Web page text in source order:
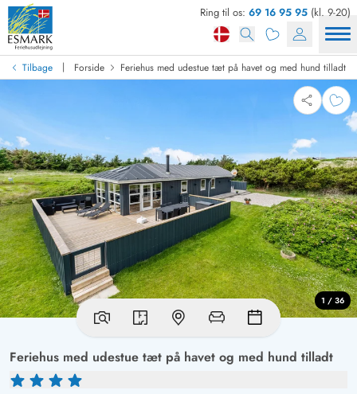
Ring til os: 69 16 95 95 (kl. 9-20)
Tilbage | Forside Feriehus med udestue tæt på havet og med hund tilladt
Feriehus med udestue tæt på havet og med hund tilladt
1 / 36